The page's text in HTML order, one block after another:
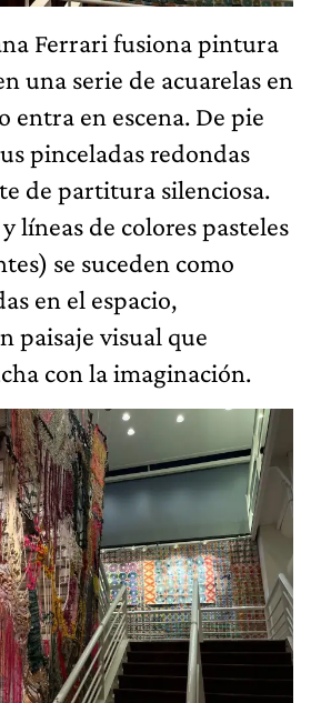
Ferrari fusiona pintura
una serie de acuarelas en
entra en escena. De pie
pinceladas redondas
de partitura silenciosa.
líneas de colores pasteles
se suceden como
en el espacio,
paisaje visual que
con la imaginación.